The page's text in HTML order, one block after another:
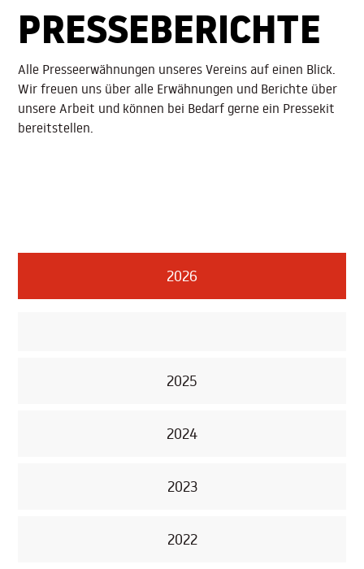
PRESSEBERICHTE
Alle Presseerwähnungen unseres Vereins auf einen Blick.
Wir freuen uns über alle Erwähnungen und Berichte über
unsere Arbeit und können bei Bedarf gerne ein Pressekit
bereitstellen.
2026
2025
2024
2023
2022